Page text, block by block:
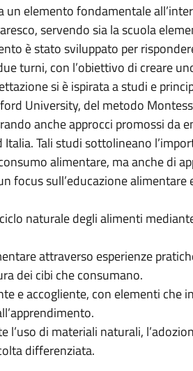
un elemento fondamentale
servendo sia la scuola
è stato sviluppato per
turni, con l’obiettivo di creare
si è ispirata a studi e
University, del metodo
anche approcci promossi da
Tali studi sottolineano
alimentare, ma anche di
focus sull’educazione alimentare
naturale degli alimenti
attraverso esperienze
dei cibi che consumano.
e accogliente, con elementi che
l’uso di materiali naturali,
differenziata.